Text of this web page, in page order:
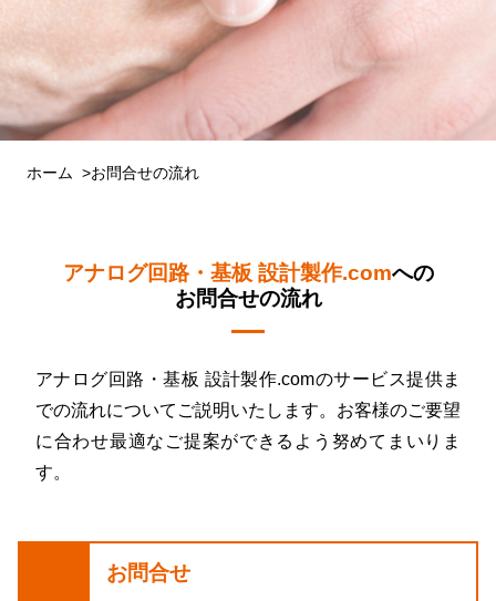
ホーム お問合せの流れ
アナログ回路・基板 設計製作.comへの
お問合せの流れ
アナログ回路・基板 設計製作.comのサービス提供ま
での流れについてご説明いたします。お客様のご要望
に合わせ最適なご提案ができるよう努めてまいりま
す。
お問合せ